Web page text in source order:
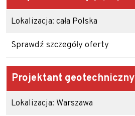
Lokalizacja: cała Polska
Sprawdź szczegóły oferty
Projektant geotechniczny
Lokalizacja: Warszawa